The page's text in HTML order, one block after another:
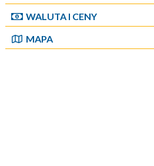
WALUTA I CENY
MAPA